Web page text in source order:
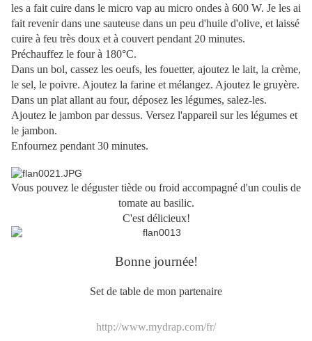
les a fait cuire dans le micro vap au micro ondes à 600 W. Je les ai
fait revenir dans une sauteuse dans un peu d'huile d'olive, et laissé
cuire à feu très doux et à couvert pendant 20 minutes.
Préchauffez le four à 180°C.
Dans un bol, cassez les oeufs, les fouetter, ajoutez le lait, la crème,
le sel, le poivre. Ajoutez la farine et mélangez. Ajoutez le gruyère.
Dans un plat allant au four, déposez les légumes, salez-les.
Ajoutez le jambon par dessus. Versez l'appareil sur les légumes et
le jambon.
Enfournez pendant 30 minutes.
Vous pouvez le déguster tiède ou froid accompagné d'un coulis de
tomate au basilic.
C'est délicieux!
Bonne journée!
Set de table de mon partenaire
http://www.mydrap.com/fr/